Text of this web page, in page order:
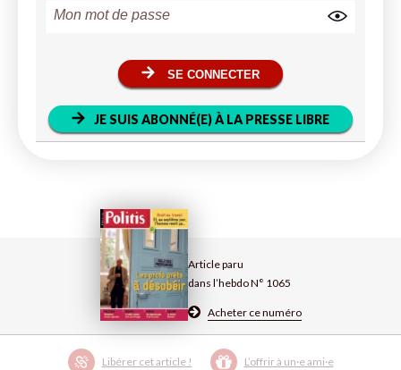
Article paru
dans l’hebdo N° 1065
Acheter ce numéro
Libérer cet article ! L’offrir à un·e ami·e
SE CONNECTER
JE SUIS ABONNÉ(E) À LA PRESSE LIBRE